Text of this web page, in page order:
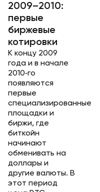
2009–2010:
первые
биржевые
котировки
К концу 2009
года и в начале
2010‑го
появляются
первые
специализированные
площадки и
биржи, где
биткойн
начинают
обменивать на
доллары и
другие валюты. В
этот период